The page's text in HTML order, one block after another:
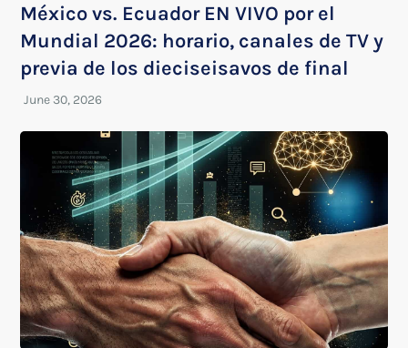
México vs. Ecuador EN VIVO por el
Mundial 2026: horario, canales de TV y
previa de los dieciseisavos de final